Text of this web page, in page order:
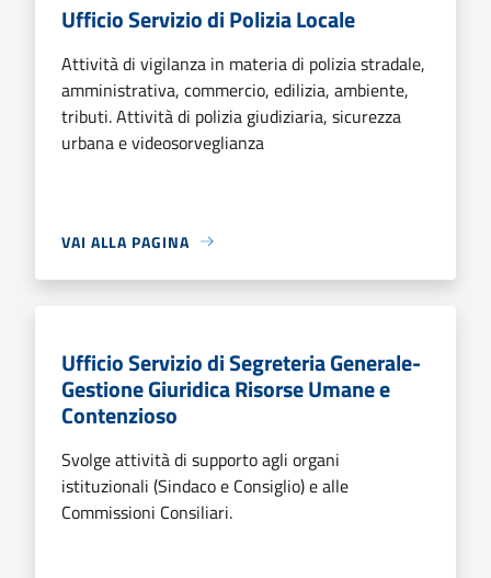
Ufficio Servizio di Polizia Locale
Attività di vigilanza in materia di polizia stradale,
amministrativa, commercio, edilizia, ambiente,
tributi. Attività di polizia giudiziaria, sicurezza
urbana e videosorveglianza
VAI ALLA PAGINA
Ufficio Servizio di Segreteria Generale-
Gestione Giuridica Risorse Umane e
Contenzioso
Svolge attività di supporto agli organi
istituzionali (Sindaco e Consiglio) e alle
Commissioni Consiliari.